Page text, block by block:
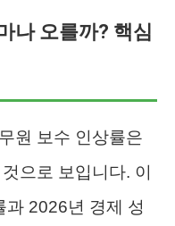
나 오를까? 핵심
원 보수 인상률은
으로 보입니다. 이
과 2026년 경제 성